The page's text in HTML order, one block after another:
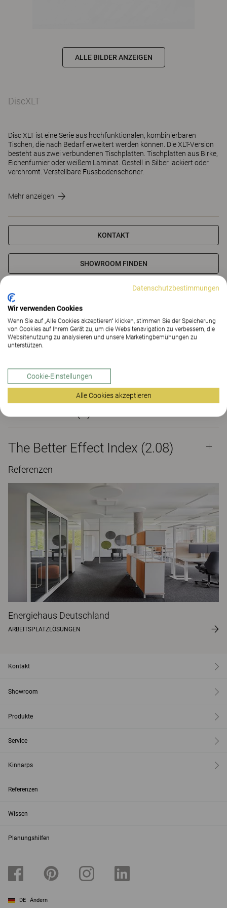
ALLE BILDER ANZEIGEN
DiscXLT
Disc XLT ist eine Serie aus hochfunktionalen, kombinierbaren
Tischen, die nach Bedarf erweitert werden können. Die XLT-Version
besteht aus zwei verbundenen Tischplatten. Tischplatten aus Birke,
Eichenfurnier oder weißem Laminat. Gestell in Silber lackiert oder
verchromt. Verstellbare Fussbodenschoner.
Mehr anzeigen
KONTAKT
SHOWROOM FINDEN
Materialien
Zertifikate
Materialien
The Better Effect Index (2.08)
Referenzen
Energiehaus Deutschland
ARBEITSPLATZLÖSUNGEN
Kontakt
Showroom
Produkte
Service
Kinnarps
Referenzen
Wissen
Planungshilfen
DE Ändern
Datenschutzbestimmungen
Wir verwenden Cookies
Wenn Sie auf „Alle Cookies akzeptieren“ klicken, stimmen Sie der Speicherung
von Cookies auf Ihrem Gerät zu, um die Websitenavigation zu verbessern, die
Websitenutzung zu analysieren und unsere Marketingbemühungen zu
unterstützen.
Cookie-Einstellungen
Alle Cookies akzeptieren